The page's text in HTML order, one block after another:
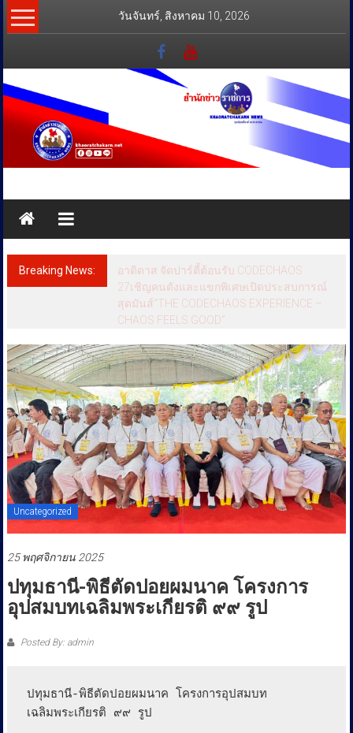
Skip
to
วันจันทร์, สิงหาคม 10, 2026
สำนัก
ข่าว
ราชการ
ทุกข์
ข้าง
ประชาชน
Breaking News:
อาดิดาส จัดปาร์ตี้ต้อนรับ CODECHAOS
27เชิญคนดังและแขกพิเศษเปิดประสบการณ์
สุดมันส์“THE CODECHAOS EXPERIENCE –
CHAOS FEELS GOOD”
Uncategorized
25 พฤศจิกายน 2025
ปทุมธานี-พิธีตัดปอยผมนาค โครงการ
อุปสมบทเฉลิมพระเกียรติ ๙๙ รูป
Posted By: admin
ปทุมธานี-พิธีตัดปอยผมนาค โครงการอุปสมบท
เฉลิมพระเกียรติ ๙๙ รูป